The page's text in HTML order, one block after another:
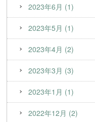
2023年6月 (1)
2023年5月 (1)
2023年4月 (2)
2023年3月 (3)
2023年1月 (1)
2022年12月 (2)